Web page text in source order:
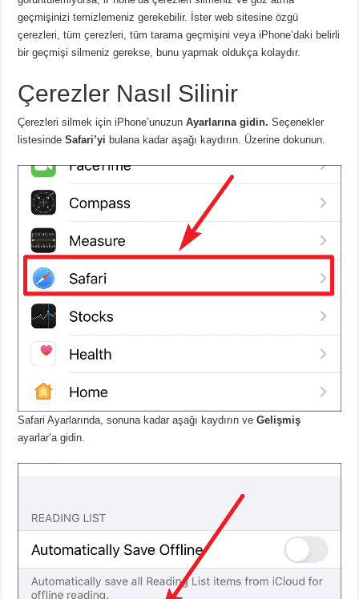
geçmişinizi temizlemeniz gerekebilir. İster web sitesine özgü
çerezleri, tüm çerezleri, tüm tarama geçmişini veya iPhone’daki belirli
bir geçmişi silmeniz gerekse, bunu yapmak oldukça kolaydır.
Çerezler Nasıl Silinir
Çerezleri silmek için iPhone’unuzunAyarlarına gidin. Seçenekler
listesindeSafari’yi bulana kadar aşağı kaydırın. Üzerine dokunun.
Safari Ayarlarında, sonuna kadar aşağı kaydırın veGelişmiş
ayarlar’a gidin.